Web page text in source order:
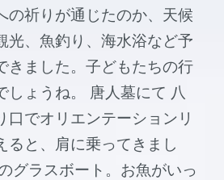
の祈りが通じたのか、天候
光、魚釣り、海水浴など予
きました。子どもたちの行
しょうね。 唐人墓にて 八
口でオリエンテーションリ
ると、肩に乗ってきまし
グラスボート。お魚がいっ